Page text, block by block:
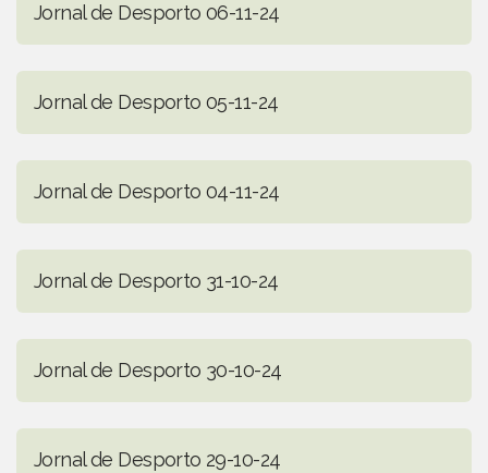
Jornal de Desporto 06-11-24
Jornal de Desporto 05-11-24
Jornal de Desporto 04-11-24
Jornal de Desporto 31-10-24
Jornal de Desporto 30-10-24
Jornal de Desporto 29-10-24